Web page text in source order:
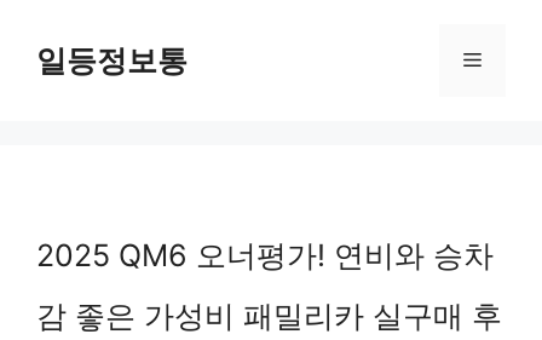
일등정보통 Menu
2025 QM6 오너평가! 연비와 승차
감 좋은 가성비 패밀리카 실구매 후